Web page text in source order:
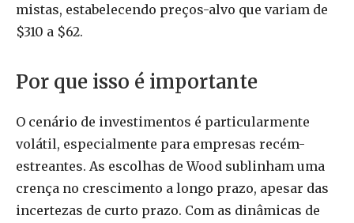
mistas, estabelecendo preços-alvo que variam de
$310 a $62.
Por que isso é importante
O cenário de investimentos é particularmente
volátil, especialmente para empresas recém-
estreantes. As escolhas de Wood sublinham uma
crença no crescimento a longo prazo, apesar das
incertezas de curto prazo. Com as dinâmicas de